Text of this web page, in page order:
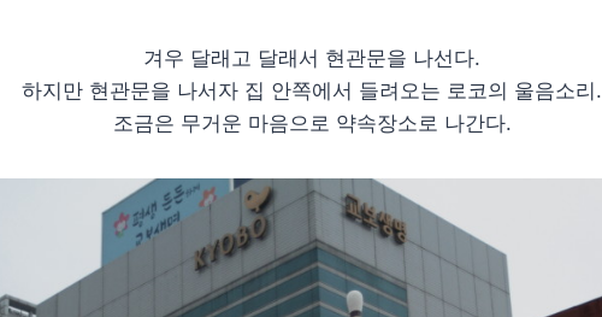
겨우 달래고 달래서 현관문을 나선다.
하지만 현관문을 나서자 집 안쪽에서 들려오는 로코의 울음소리.
조금은 무거운 마음으로 약속장소로 나간다.